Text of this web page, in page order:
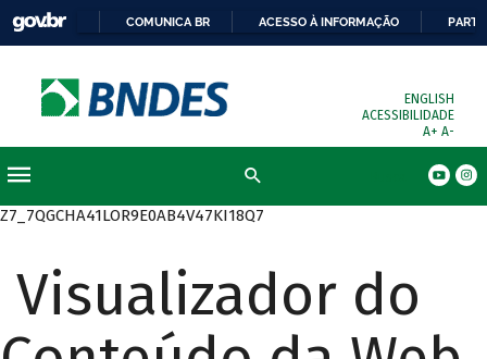
COMUNICA BR ACESSO À INFORMAÇÃO
ENGLISH
ACESSIBILIDADE
A+ A-
Z7_7QGCHA41LOR9E0AB4V47KI18Q7
Visualizador do